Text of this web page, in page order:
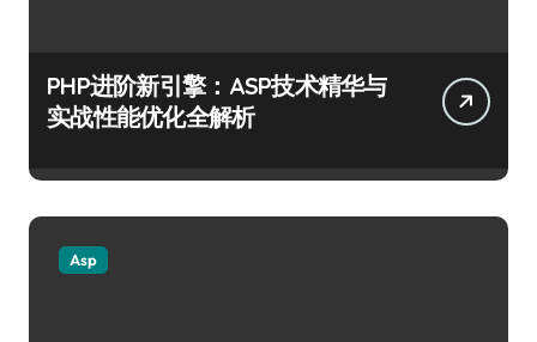
PHP进阶新引擎：ASP技术精华与
实战性能优化全解析
Asp